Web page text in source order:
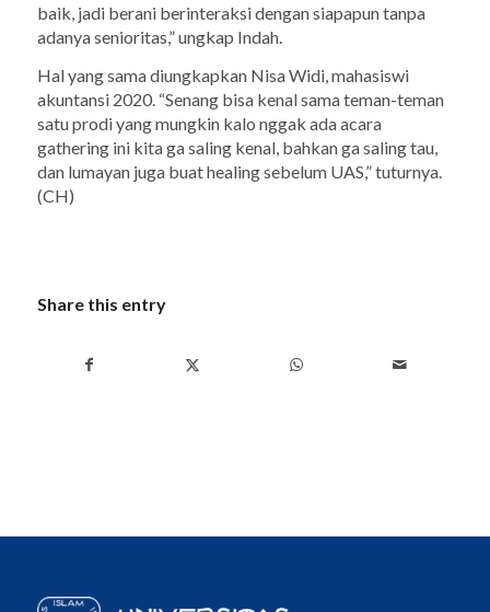
baik, jadi berani berinteraksi dengan siapapun tanpa
adanya senioritas,” ungkap Indah.
Hal yang sama diungkapkan Nisa Widi, mahasiswi
akuntansi 2020. “Senang bisa kenal sama teman-teman
satu prodi yang mungkin kalo nggak ada acara
gathering ini kita ga saling kenal, bahkan ga saling tau,
dan lumayan juga buathealingsebelum UAS,” tuturnya.
(CH)
Share this entry